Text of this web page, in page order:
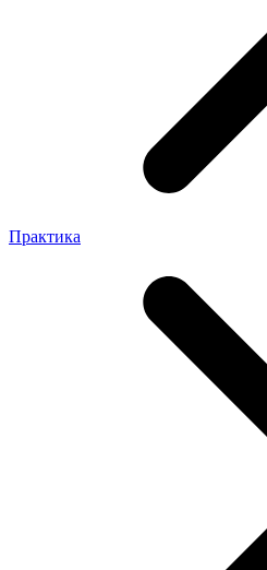
Практика